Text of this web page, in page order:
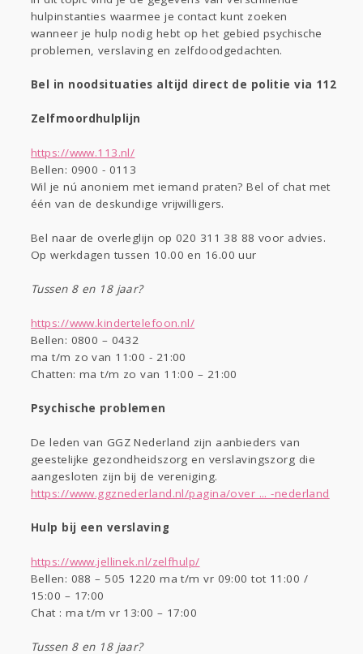
Kinderen
Psyche
Gevraagd
Lezen
hulpinstanties waarmee je contact kunt zoeken
wanneer je hulp nodig hebt op het gebied psychische
problemen, verslaving en zelfdoodgedachten.
Bel in noodsituaties altijd direct de politie via 112
Zelfmoordhulplijn
https://www.113.nl/
Bellen: 0900 - 0113
Wil je nú anoniem met iemand praten? Bel of chat met
één van de deskundige vrijwilligers.
Bel naar de overleglijn op 020 311 38 88 voor advies.
Op werkdagen tussen 10.00 en 16.00 uur
Tussen 8 en 18 jaar?
https://www.kindertelefoon.nl/
Bellen: 0800 – 0432
ma t/m zo van 11:00 - 21:00
Chatten: ma t/m zo van 11:00 – 21:00
Psychische problemen
De leden van GGZ Nederland zijn aanbieders van
geestelijke gezondheidszorg en verslavingszorg die
aangesloten zijn bij de vereniging.
https://www.ggznederland.nl/pagina/over ... -nederland
Hulp bij een verslaving
https://www.jellinek.nl/zelfhulp/
Bellen: 088 – 505 1220 ma t/m vr 09:00 tot 11:00 /
15:00 – 17:00
Chat : ma t/m vr 13:00 – 17:00
Tussen 8 en 18 jaar?